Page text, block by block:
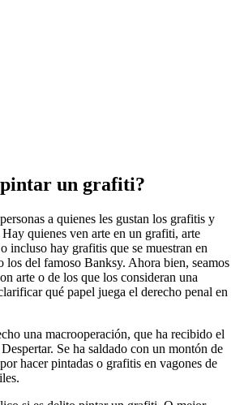
un grafiti?
a quienes les gustan los grafitis y
Hay quienes ven arte en un grafiti, arte
incluso hay grafitis que se muestran en
los del famoso Banksy. Ahora bien, seamos
arte o de los que los consideran una
qué papel juega el derecho penal en
una macrooperación, que ha recibido el
Se ha saldado con un montón de
hacer pintadas o grafitis en vagones de